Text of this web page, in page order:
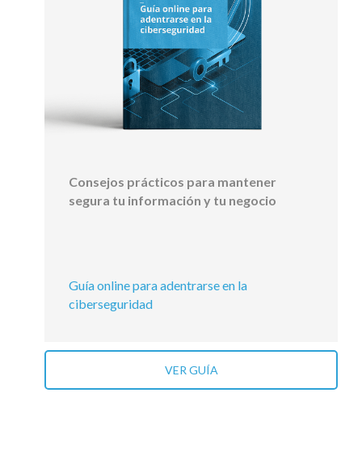
Consejos prácticos para mantener
segura tu información y tu negocio
Guía online para adentrarse en la
ciberseguridad
VER GUÍA